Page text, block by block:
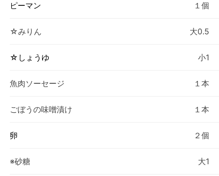
ピーマン １個
☆みりん 大0.5
☆しょうゆ 小1
魚肉ソーセージ １本
ごぼうの味噌漬け １本
卵 ２個
※砂糖 大1